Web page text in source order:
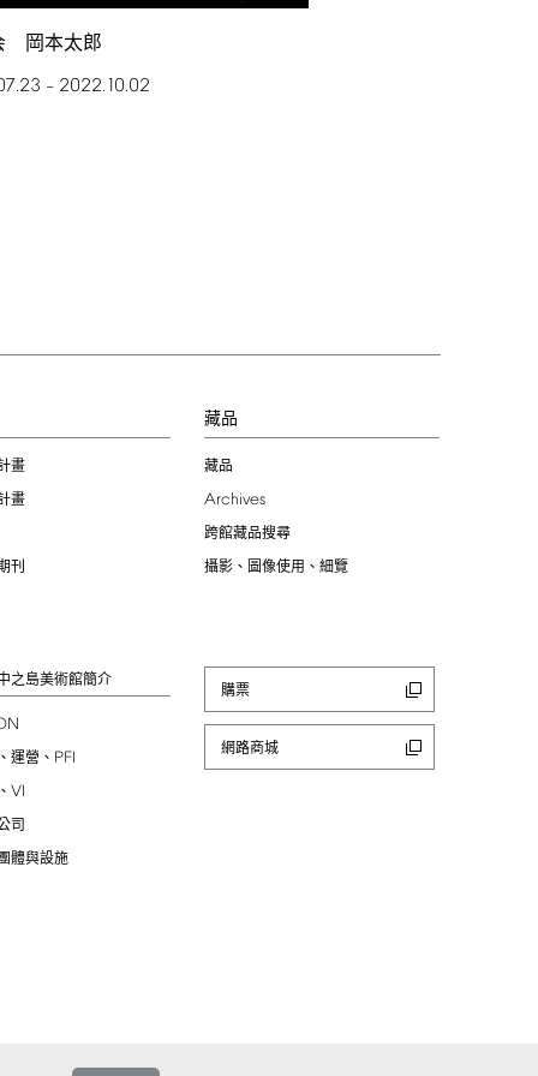
岡本太郎
– 2022.10.02
畫
畫
刊
藏品
藏品
Archives
跨館藏品搜尋
攝影、圖像使用、細覽
之島美術館簡介
運營、 PFI
VI
司
體與設施
購票
網路商城